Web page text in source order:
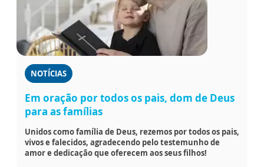
NOTÍCIAS
Em oração por todos os pais, dom de Deus
para as famílias
Unidos como família de Deus, rezemos por todos os pais,
vivos e falecidos, agradecendo pelo testemunho de
amor e dedicação que oferecem aos seus filhos!